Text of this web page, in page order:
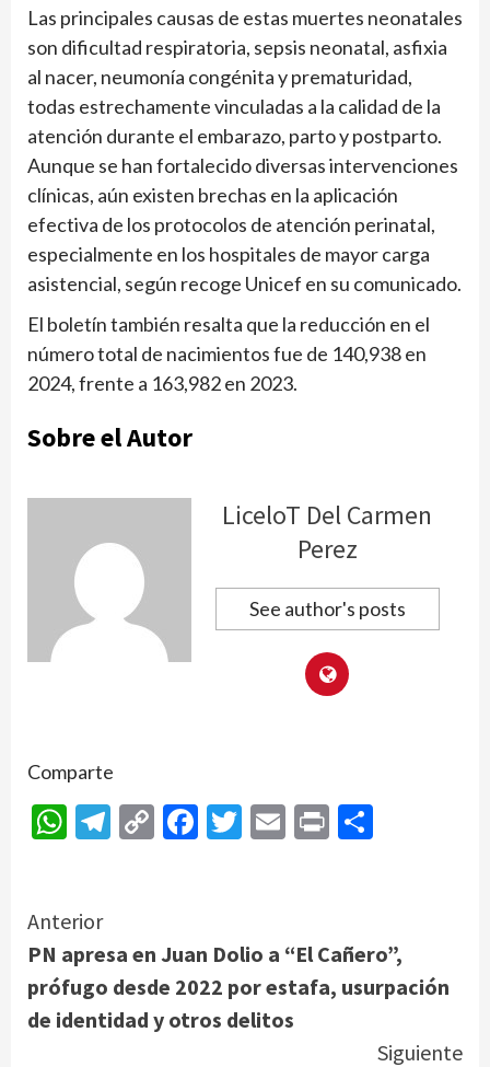
Las principales causas de estas muertes neonatales
son dificultad respiratoria, sepsis neonatal, asfixia
al nacer, neumonía congénita y prematuridad,
todas estrechamente vinculadas a la calidad de la
atención durante el embarazo, parto y postparto.
Aunque se han fortalecido diversas intervenciones
clínicas, aún existen brechas en la aplicación
efectiva de los protocolos de atención perinatal,
especialmente en los hospitales de mayor carga
asistencial, según recoge Unicef en su comunicado.
El boletín también resalta que la reducción en el
número total de nacimientos fue de 140,938 en
2024, frente a 163,982 en 2023.
Sobre el Autor
LiceloT Del Carmen
Perez
See author's posts
Comparte
WhatsApp
Telegram
CopyFacebook
Twitter
Email
Print
Continue
Reading
Anterior
PN apresa en Juan Dolio a “El Cañero”,
prófugo desde 2022 por estafa, usurpación
de identidad y otros delitos
Siguiente